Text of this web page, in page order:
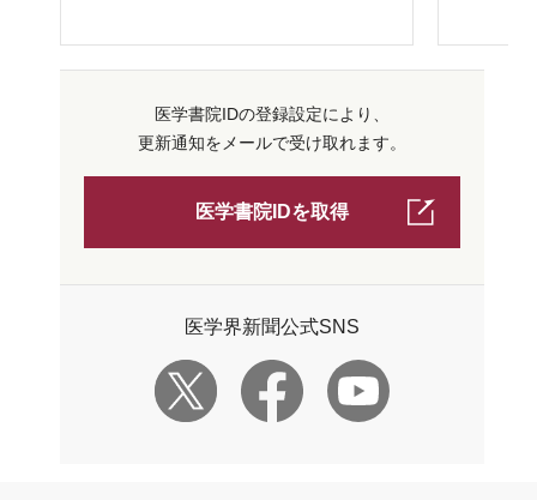
医学書院IDの登録設定により、
更新通知をメールで受け取れます。
医学書院IDを取得
医学界新聞公式SNS